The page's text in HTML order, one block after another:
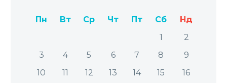
Пн Вт Ср Чт Пт Сб
Нд
1
2
3
4 5 6 7 8
9
10
11 12 13 14 15
16